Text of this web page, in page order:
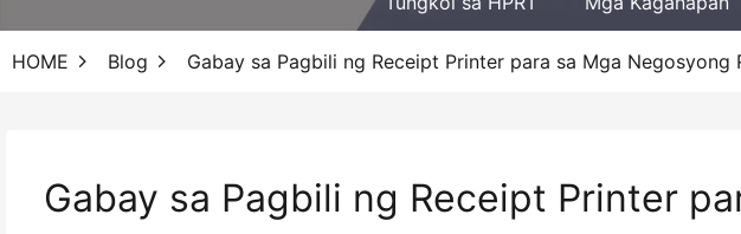
HOME Blog Gabay sa Pagbili ng Receipt Printer para sa Mga Negosyong
Gabay sa Pagbili ng Receipt Printer